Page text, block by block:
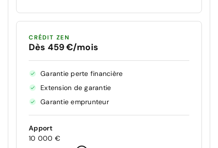
CRÉDIT ZEN
Dès 459 €/mois
Garantie perte financière
Extension de garantie
Garantie emprunteur
Apport
10 000 €